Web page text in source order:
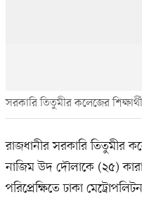
সরকারি তিতুমীর কলেজের
রাজধানীর সরকারি তিতুমীর
নাজিম উদ দৌলাকে (২৫)
পরিপ্রেক্ষিতে ঢাকা